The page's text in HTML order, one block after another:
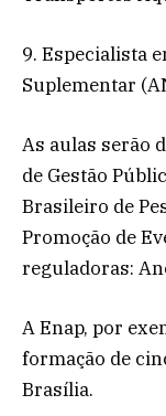
9. Especialista
Suplementar
As aulas serão
de Gestão
Brasileiro de
Promoção de
reguladoras:
A Enap, por
formação de
Brasília.